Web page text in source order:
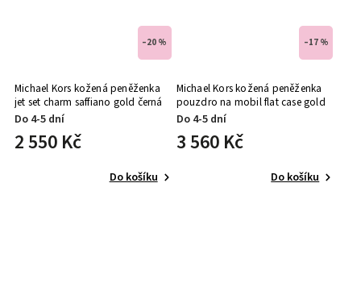
–20 %
Michael Kors kožená peněženka
jet set charm saffiano gold černá
Do 4-5 dní
2 550 Kč
Do košíku
–17 %
Michael Kors kožená peněženka
pouzdro na mobil flat case gold
černá
Do 4-5 dní
3 560 Kč
Do košíku